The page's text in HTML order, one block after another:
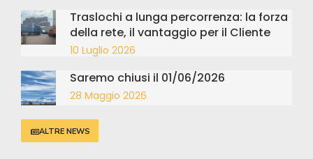
Traslochi a lunga percorrenza: la forza
della rete, il vantaggio per il Cliente
10 Luglio 2026
Saremo chiusi il 01/06/2026
28 Maggio 2026
ALTRE NEWS